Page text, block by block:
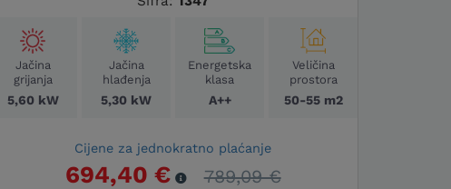
Jačina
grijanja
5,60 kW
Jačina
hlađenja
5,30 kW
Energetska
klasa
A++
Veličina
prostora
50-55 m2
Cijene za jednokratno plaćanje
694,40 € 789,09 €